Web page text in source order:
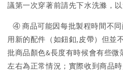
議第一次穿著前請先下水洗滌，
④ 商品可能因每批製程時間不
用新的配件（如鈕釦,皮帶）但並
批商品顏色&長度有時候會有些微
左右為正常情況；實際收到商品